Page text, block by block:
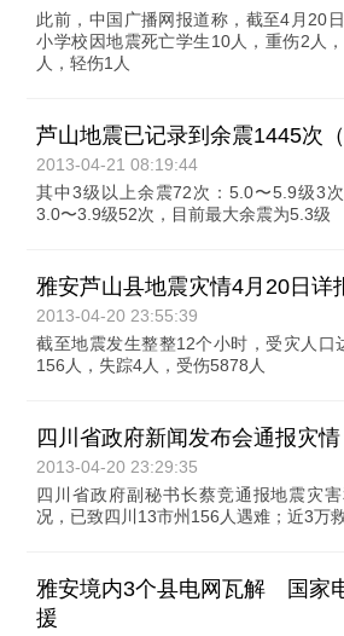
此前，中国广播网报道称，截至4月20
小学校因地震死亡学生10人，重伤2人
人，轻伤1人
芦山地震已记录到余震1445次（
2013-04-21 08:19:44
其中3级以上余震72次：5.0〜5.9级3
3.0〜3.9级52次，目前最大余震为5.3级
雅安芦山县地震灾情4月20日详
2013-04-20 23:55:39
截至地震发生整整12个小时，受灾人口
156人，失踪4人，受伤5878人
四川省政府新闻发布会通报灾情
2013-04-20 23:29:35
四川省政府副秘书长蔡竞通报地震灾
况，已致四川13市州156人遇难；近3万
雅安境内3个县电网瓦解 国家
援